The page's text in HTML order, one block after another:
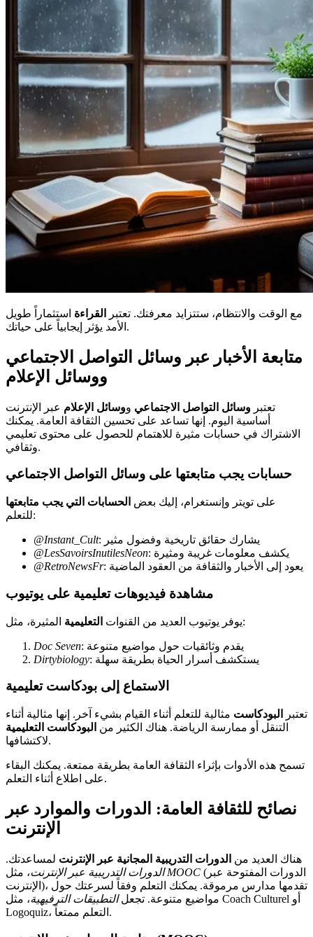
مع الوقت والانتظام، ستتزايد معرفتك. تعتبر القراءة استثماراً طويل
الأمد يؤثر إيجابياً على حياتك.
متابعة الأخبار عبر وسائل التواصل الاجتماعي
ووسائل الإعلام
تعتبر وسائل التواصل الاجتماعي ووسائل الإعلام عبر الإنترنت
أساسية اليوم. إنها تساعد على تحسين الثقافة العامة. يمكنك
الاشتراك في حسابات مثيرة للاهتمام للحصول على محتوى تعليمي
وثقافي.
حسابات يجب متابعتها على وسائل التواصل الاجتماعي
على تويتر وإنستغرام، إليك بعض الحسابات التي يجب متابعتها
للتعلم:
@Instant_Cult
: يشارك حقائق تاريخية وفضول مثير
@LesSavoirsInutilesNeon : يكشف معلومات غريبة ومثيرة
@RetroNewsFr : يعود إلى الأخبار والثقافة من العقود الماضية
مشاهدة فيديوهات تعليمية على يوتيوب
يوفر يوتيوب العديد من القنوات التعليمية المثيرة، مثل:
Doc Seven : يقدم وثائقيات حول مواضيع متنوعة
Dirtybiology : يستكشف أسرار الحياة بطريقة سهلة
الاستماع إلى بودكاست تعليمية
تعتبر البودكاست مثالية للتعلم أثناء القيام بشيء آخر. إنها مثالية أثناء
التنقل أو ممارسة الرياضة. هناك الكثير من البودكاست التعليمية
لاكتشافها.
تسمح هذه الأدوات بإثراء الثقافة العامة بطريقة ممتعة. يمكنك البقاء
على اطلاع أثناء التعلم.
نصائح للثقافة العامة: الدورات والموارد عبر
الإنترنت
هناك العديد من الدورات التدريبية المجانية عبر الإنترنت لمساعدتك.
الدورات التدريبية عبر الإنترنت، مثلMOOC (الدورات المفتوحة عبر
الإنترنت)، تقدمها مدارس مرموقة. يمكنك التعلم وفقاً لسرعتك حول
مواضيع متنوعة. تجعلالتطبيقات الترفيهية، مثل Coach Culturel أو
Logoquiz، التعلم ممتعاً.